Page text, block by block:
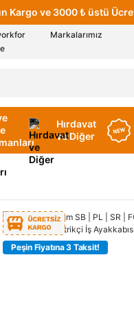
Kargo ve 3000 ₺ üstü
Markalarımız
Hırdavat
ve Diğer
Peşin Fiyatına 3 Taksit!